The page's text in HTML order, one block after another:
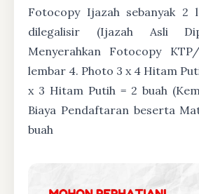
Fotocopy Ijazah sebanyak 2
dilegalisir (Ijazah Asli
Menyerahkan Fotocopy
lembar 4. Photo 3 x 4 Hitam
x 3 Hitam Putih = 2 buah
Biaya Pendaftaran beserta
buah